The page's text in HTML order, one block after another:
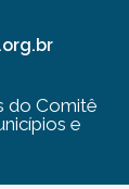
do Comitê
e